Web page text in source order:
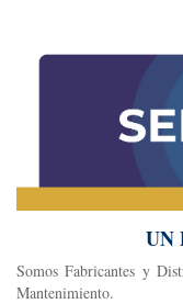
UN
Somos Fabricantes y
Mantenimiento.